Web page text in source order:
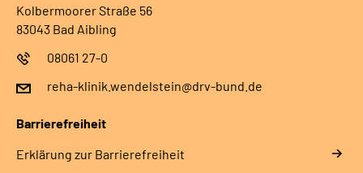
Kolbermoorer Straße 56
83043 Bad Aibling
08061 27-0
reha-klinik.wendelstein@drv-bund.de
Barrierefreiheit
Erklärung zur Barrierefreiheit